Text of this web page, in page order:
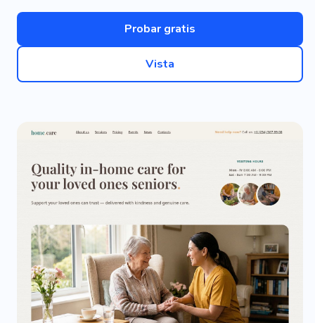
Probar gratis
Vista